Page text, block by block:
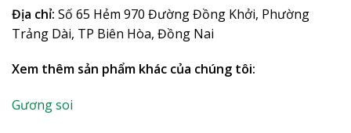
Địa chỉ: Số 65 Hẻm 970 Đường Đồng Khởi, Phường
Trảng Dài, TP Biên Hòa, Đồng Nai
Xem thêm sản phẩm khác của chúng tôi:
Gương soi